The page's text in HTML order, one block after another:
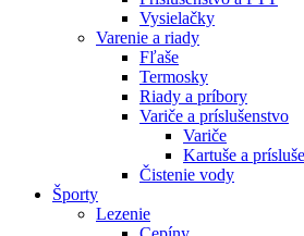
Vysielačky
Varenie a riady
Fľaše
Termosky
Riady a príbory
Variče a príslušenstvo
Variče
Kartuše a
Čistenie vody
Športy
Lezenie